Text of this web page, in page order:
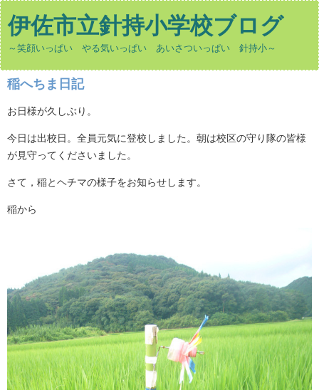
伊佐市立針持小学校ブログ
～笑顔いっぱい やる気いっぱい あいさついっぱい 針持小～
稲へちま日記
お日様が久しぶり。
今日は出校日。全員元気に登校しました。朝は校区の守り隊の皆様
が見守ってくださいました。
さて，稲とヘチマの様子をお知らせします。
稲から